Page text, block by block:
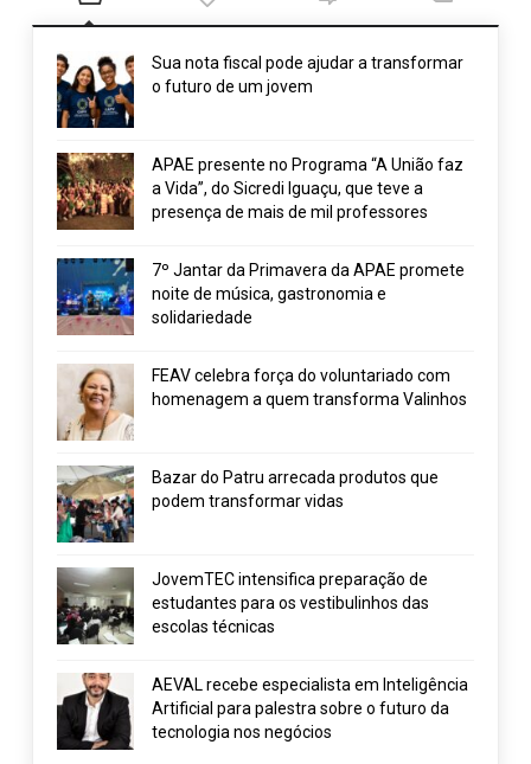
Sua nota fiscal pode ajudar a transformar
o futuro de um jovem
APAE presente no Programa “A União faz
a Vida”, do Sicredi Iguaçu, que teve a
presença de mais de mil professores
7º Jantar da Primavera da APAE promete
noite de música, gastronomia e
solidariedade
FEAV celebra força do voluntariado com
homenagem a quem transforma Valinhos
Bazar do Patru arrecada produtos que
podem transformar vidas
JovemTEC intensifica preparação de
estudantes para os vestibulinhos das
escolas técnicas
AEVAL recebe especialista em Inteligência
Artificial para palestra sobre o futuro da
tecnologia nos negócios